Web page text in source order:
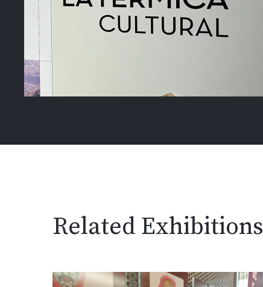
Related Exhibitions